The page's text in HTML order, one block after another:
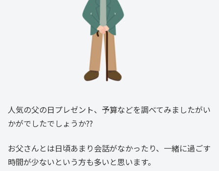
人気の父の日プレゼント、予算などを調べてみましたがい
かがでしたでしょうか??
お父さんとは日頃あまり会話がなかったり、一緒に過ごす
時間が少ないという方も多いと思います。